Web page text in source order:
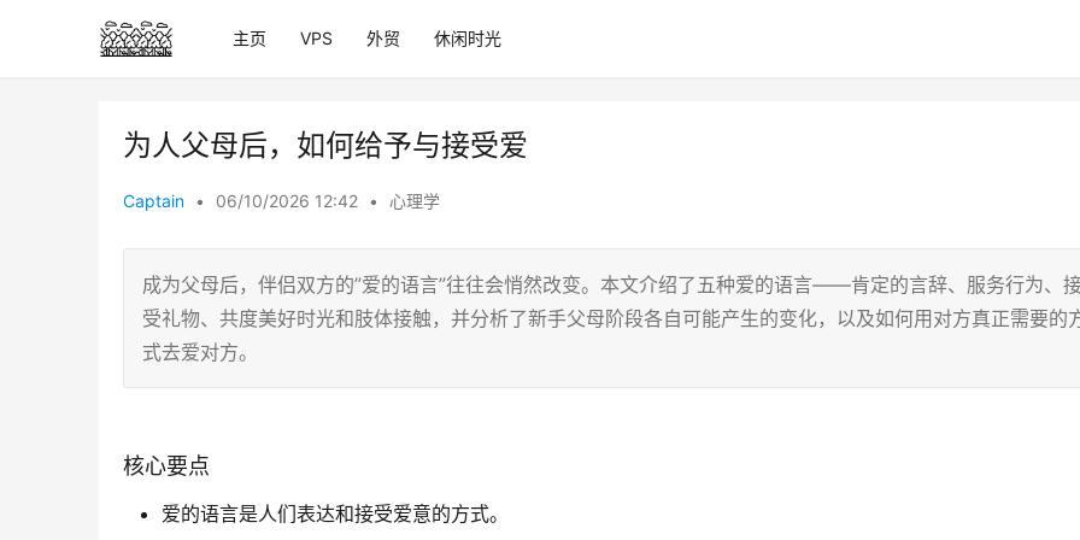
主页 VPS 外贸 休闲时光
为人父母后，如何给予与接受爱
Captain • 06/10/2026 12:42 • 心理学
成为父母后，伴侣双方的”爱的语言”往往会悄然改变。本文介绍了五种爱的语言——肯定的言辞、服务行为、
受礼物、共度美好时光和肢体接触，并分析了新手父母阶段各自可能产生的变化，以及如何用对方真正需要的
式去爱对方。
核心要点
爱的语言是人们表达和接受爱意的方式。